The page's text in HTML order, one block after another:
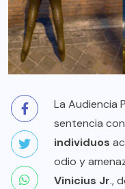
La Audiencia
sentencia
individuos
odio y
Vinicius Jr.,